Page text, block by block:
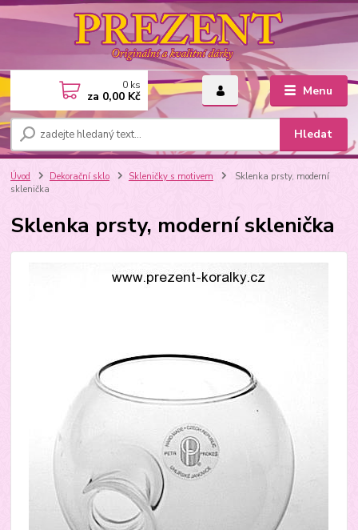
Menu
Hledat
0 ks
za 0,00 Kč
Úvod Dekorační sklo Skleničky s motivem
Sklenka prsty, moderní
sklenička
Sklenka prsty, moderní sklenička